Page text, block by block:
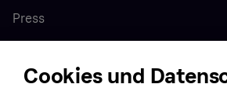
Press
Home
Cookies und